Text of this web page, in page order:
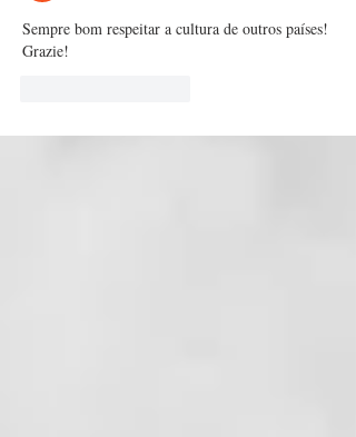
Sempre bom respeitar a cultura de outros países!
Grazie!